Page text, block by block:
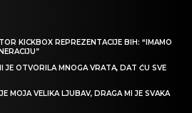
KICKBOX REPREZENTACIJE BIH: “IMAMO
JE OTVORILA MNOGA VRATA, DAT ĆU SVE
MOJA VELIKA LJUBAV, DRAGA MI JE SVAKA